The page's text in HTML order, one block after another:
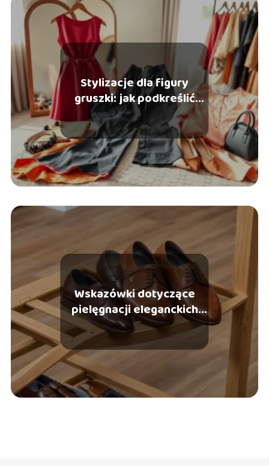
Stylizacje dla figury
gruszki: jak podkreślić
swoje atuty?
Wskazówki dotyczące
pielęgnacji eleganckich
butów męskich